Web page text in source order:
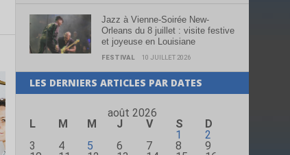
Jazz à Vienne-Soirée New-
Orleans du 8 juillet : visite festive
et joyeuse en Louisiane
FESTIVAL 10 JUILLET 2026
LES DERNIERS ARTICLES PAR DATES
août 2026
L
M M J V S
D
1
2
3
4 5 6 7 8
9